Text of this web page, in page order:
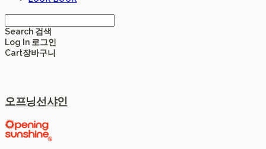
Search 검색
Log In 로그인
Cart장바구니
오프닝선샤인